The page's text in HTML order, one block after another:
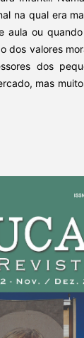
na qual era
aula ou
dos valores
dos
mas